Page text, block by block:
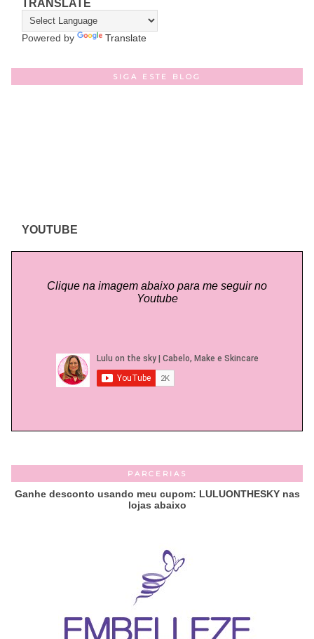
TRANSLATE
Powered by Translate
SIGA ESTE BLOG
YOUTUBE
Clique na imagem abaixo para me seguir no
Youtube
PARCERIAS
Ganhe desconto usando meu cupom: LULUONTHESKY nas
lojas abaixo